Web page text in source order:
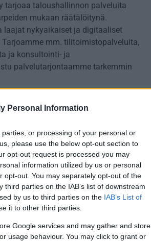
Personal Information
or processing of your personal or
please use the below opt-out section to
opt-out request is processed you may
information utilized by us or personal
opt-out. You may separately opt-out of the
parties on the IAB’s list of downstream
by us to third parties on the IAB’s List of
it to other third parties.
Google services and may gather and store
usage behaviour. You may click to grant or
tarjoaa taloushallinnon palveluita
mukaan räätälöitynä.
laajat nykyaikaiset ja digitaaliset
mm. tilitoimistopalveluita,
ja konsultointi- ja
palvelutarjontaamme tarkemmin
tilitoimistopalvelut
25 paikkakunnalla ympäri
taloushallinto mahdollistaa
täysin sijainnistasi riippumatta.
yrityksen kirjanpidon, kuin
ulkoistuksen. Sähköinen
Tilitoimistomme on
Asiakkaamme saavat lisäarvoa
ja seurattavissa reaaliaikaisesti.